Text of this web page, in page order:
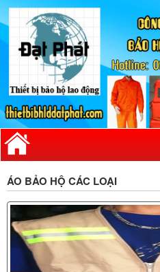
ÁO BẢO HỘ CÁC LOẠI